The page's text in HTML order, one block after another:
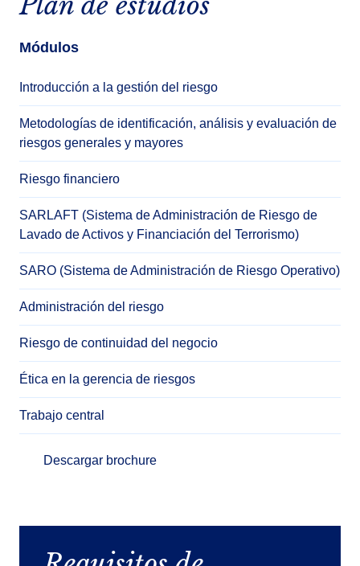
Módulos
Introducción a la gestión del riesgo
Metodologías de identificación, análisis y evaluación de
riesgos generales y mayores
Riesgo financiero
SARLAFT (Sistema de Administración de Riesgo de
Lavado de Activos y Financiación del Terrorismo)
SARO (Sistema de Administración de Riesgo Operativo)
Administración del riesgo
Riesgo de continuidad del negocio
Ética en la gerencia de riesgos
Trabajo central
Descargar brochure